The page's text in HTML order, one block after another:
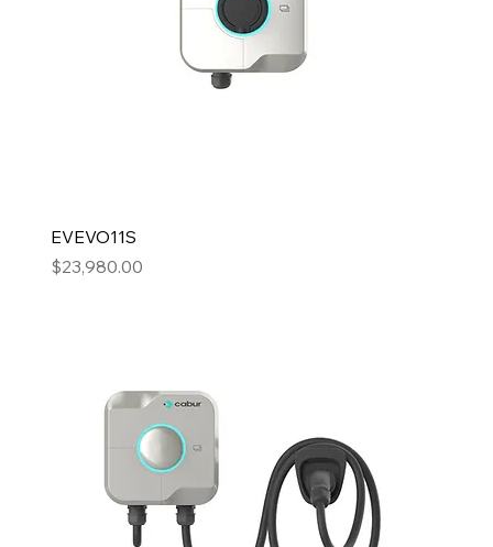
EVEVO11S
Precio
$23,980.00